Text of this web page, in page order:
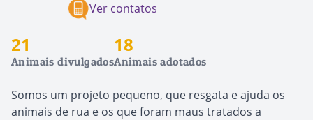
Ver contatos
Animais divulgados
21
Animais adotados
18
Somos um projeto pequeno, que resgata e ajuda os
animais de rua e os que foram maus tratados a